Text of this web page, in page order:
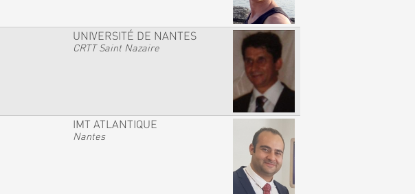
UNIVERSITÉ DE NANTES
CRTT Saint Nazaire
IMT ATLANTIQUE
Nantes